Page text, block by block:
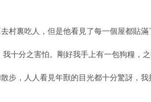
村裏吃人，但是他看見了每一個屋都貼
十分之害怕。剛好我手上有一包狗糧，
步，人人看見年獸的目光都十分驚訝，